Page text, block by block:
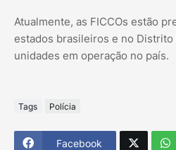
Atualmente, as FICCOs estão
estados brasileiros e no
unidades em operação no país.
Tags Polícia
Facebook